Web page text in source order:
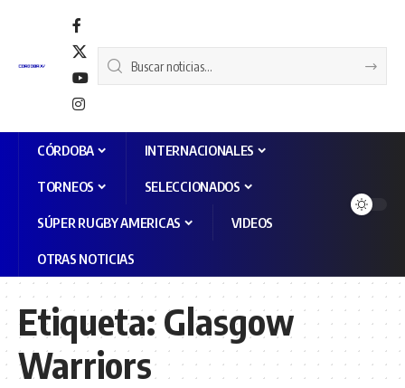
CÓRDOBA INTERNACIONALES
TORNEOS SELECCIONADOS
SÚPER RUGBY AMERICAS VIDEOS
OTRAS NOTICIAS
Etiqueta:Glasgow
Warriors